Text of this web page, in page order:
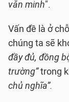
văn minh".
Vấn đề là ở
chúng ta sẽ
đầy đủ, đồng
trường”trong
chủ nghĩa”.